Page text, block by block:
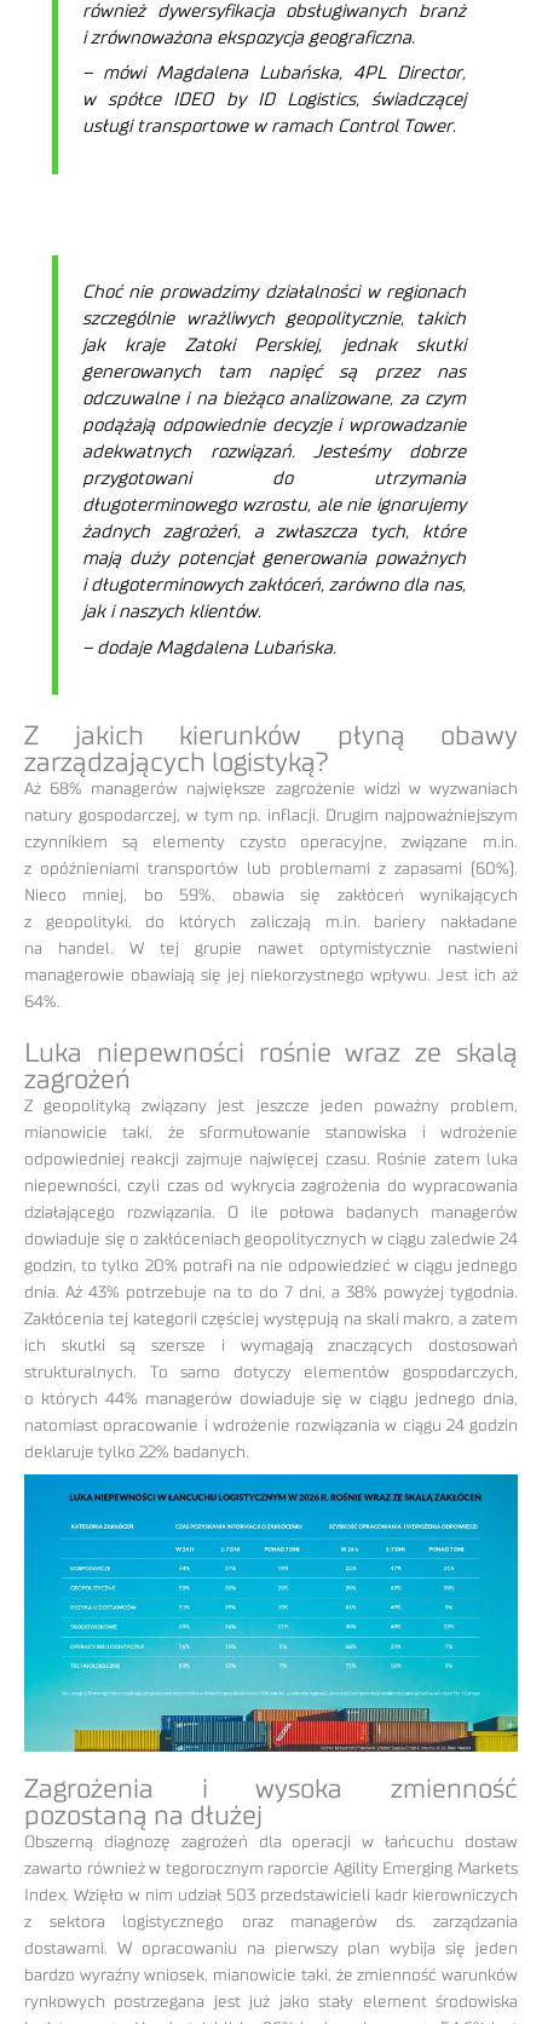
również dywersyfikacja obsługiwanych branż
i zrównoważona ekspozycja geograficzna.
– mówi Magdalena Lubańska, 4PL Director,
w spółce IDEO by ID Logistics, świadczącej
usługi transportowe w ramach Control Tower.
Choć nie prowadzimy działalności w regionach
szczególnie wrażliwych geopolitycznie, takich
jak kraje Zatoki Perskiej, jednak skutki
generowanych tam napięć są przez nas
odczuwalne i na bieżąco analizowane, za czym
podążają odpowiednie decyzje i wprowadzanie
adekwatnych rozwiązań. Jesteśmy dobrze
przygotowani do utrzymania
długoterminowego wzrostu, ale nie ignorujemy
żadnych zagrożeń, a zwłaszcza tych, które
mają duży potencjał generowania poważnych
i długoterminowych zakłóceń, zarówno dla nas,
jak i naszych klientów.
– dodaje Magdalena Lubańska.
Z jakich kierunków płyną obawy
zarządzających logistyką?
Aż 68% managerów największe zagrożenie widzi w wyzwaniach
natury gospodarczej, w tym np. inflacji. Drugim najpoważniejszym
czynnikiem są elementy czysto operacyjne, związane m.in.
z opóźnieniami transportów lub problemami z zapasami (60%).
Nieco mniej, bo 59%, obawia się zakłóceń wynikających
z geopolityki, do których zaliczają m.in. bariery nakładane
na handel. W tej grupie nawet optymistycznie nastwieni
managerowie obawiają się jej niekorzystnego wpływu. Jest ich aż
64%.
Luka niepewności rośnie wraz ze skalą
zagrożeń
Z geopolityką związany jest jeszcze jeden poważny problem,
mianowicie taki, że sformułowanie stanowiska i wdrożenie
odpowiedniej reakcji zajmuje najwięcej czasu. Rośnie zatem luka
niepewności, czyli czas od wykrycia zagrożenia do wypracowania
działającego rozwiązania. O ile połowa badanych managerów
dowiaduje się o zakłóceniach geopolitycznych w ciągu zaledwie 24
godzin, to tylko 20% potrafi na nie odpowiedzieć w ciągu jednego
dnia. Aż 43% potrzebuje na to do 7 dni, a 38% powyżej tygodnia.
Zakłócenia tej kategorii częściej występują na skali makro, a zatem
ich skutki są szersze i wymagają znaczących dostosowań
strukturalnych. To samo dotyczy elementów gospodarczych,
o których 44% managerów dowiaduje się w ciągu jednego dnia,
natomiast opracowanie i wdrożenie rozwiązania w ciągu 24 godzin
deklaruje tylko 22% badanych.
Zagrożenia i wysoka zmienność
pozostaną na dłużej
Obszerną diagnozę zagrożeń dla operacji w łańcuchu dostaw
zawarto również w tegorocznym raporcie Agility Emerging Markets
Index. Wzięło w nim udział 503 przedstawicieli kadr kierowniczych
z sektora logistycznego oraz managerów ds. zarządzania
dostawami. W opracowaniu na pierwszy plan wybija się jeden
bardzo wyraźny wniosek, mianowicie taki, że zmienność warunków
rynkowych postrzegana jest już jako stały element środowiska